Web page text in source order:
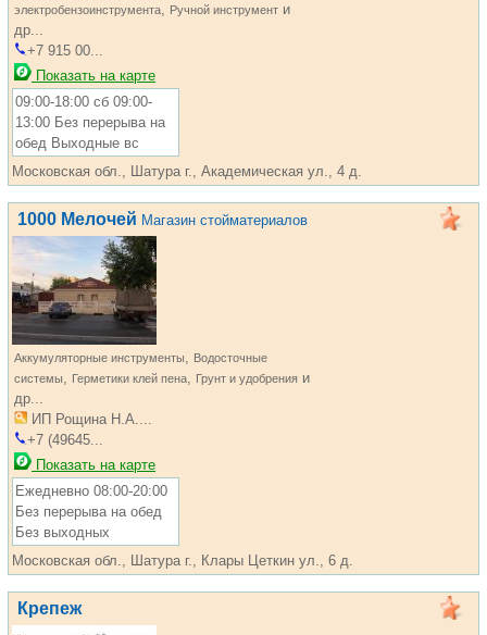
электробензоинструмента, Ручной инструмент и
др...
+7 915 00...
Показать на карте
09:00-18:00 сб 09:00-
13:00 Без перерыва на
обед Выходные вс
Московская обл., Шатура г., Академическая ул., 4 д.
1000 Мелочей Магазин стойматериалов
Аккумуляторные инструменты, Водосточные
системы, Герметики клей пена, Грунт и удобрения и
др...
ИП Рощина Н.А....
+7 (49645...
Показать на карте
Ежедневно 08:00-20:00
Без перерыва на обед
Без выходных
Московская обл., Шатура г., Клары Цеткин ул., 6 д.
Крепеж